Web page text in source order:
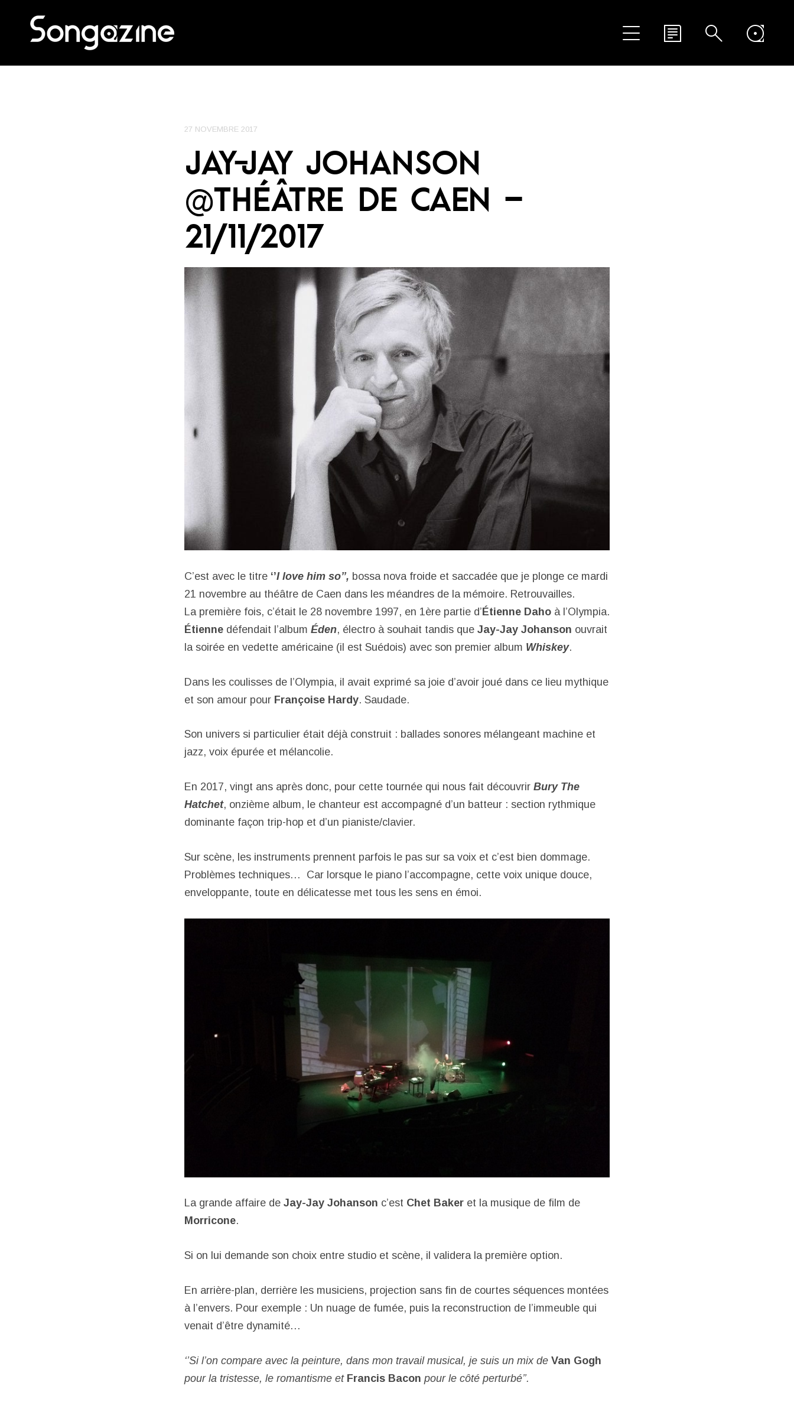
27 NOVEMBRE 2017
JAY-JAY JOHANSON
@THÉÂTRE DE CAEN –
21/11/2017
C’est avec le titre ‘’I love him so’’, bossa nova froide et saccadée que je plonge ce mardi
21 novembre au théâtre de Caen dans les méandres de la mémoire. Retrouvailles.
La première fois, c’était le 28 novembre 1997, en 1ère partie d’Étienne Daho à l’Olympia.
Étienne défendait l’album Éden, électro à souhait tandis que Jay-Jay Johanson ouvrait
la soirée en vedette américaine (il est Suédois) avec son premier album Whiskey.
Dans les coulisses de l’Olympia, il avait exprimé sa joie d’avoir joué dans ce lieu mythique
et son amour pour Françoise Hardy. Saudade.
Son univers si particulier était déjà construit : ballades sonores mélangeant machine et
jazz, voix épurée et mélancolie.
En 2017, vingt ans après donc, pour cette tournée qui nous fait découvrir Bury The
Hatchet, onzième album, le chanteur est accompagné d’un batteur : section rythmique
dominante façon trip-hop et d’un pianiste/clavier.
Sur scène, les instruments prennent parfois le pas sur sa voix et c’est bien dommage.
Problèmes techniques… Car lorsque le piano l’accompagne, cette voix unique douce,
enveloppante, toute en délicatesse met tous les sens en émoi.
La grande affaire de Jay-Jay Johanson c’est Chet Baker et la musique de film de
Morricone.
Si on lui demande son choix entre studio et scène, il validera la première option.
En arrière-plan, derrière les musiciens, projection sans fin de courtes séquences montées
à l’envers. Pour exemple : Un nuage de fumée, puis la reconstruction de l’immeuble qui
venait d’être dynamité…
‘’Si l’on compare avec la peinture, dans mon travail musical, je suis un mix de Van Gogh
pour la tristesse, le romantisme et Francis Bacon pour le côté perturbé’’.